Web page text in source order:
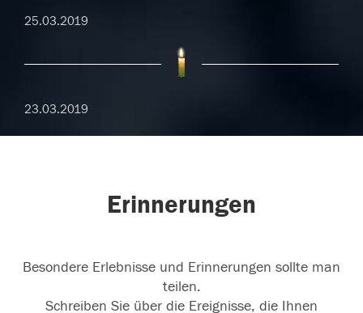
25.03.2019
23.03.2019
Erinnerungen
Besondere Erlebnisse und Erinnerungen sollte man
teilen.
Schreiben Sie über die Ereignisse, die Ihnen